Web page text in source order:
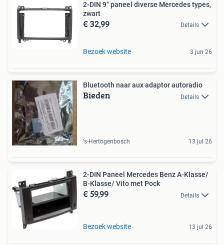
2-DIN 9" paneel diverse Mercedes types,
zwart
€ 32,99 Details
Bezoek website 3 jun 26
Bluetooth naar aux adaptor autoradio
Bieden Details
's-Hertogenbosch 13 jul 26
2-DIN Paneel Mercedes Benz A-Klasse/
B-Klasse/ Vito met Pock
€ 59,99 Details
Bezoek website 13 jul 26